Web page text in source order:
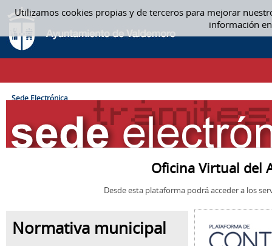
Utilizamos cookies propias y de terceros para mejorar
información
Saltar al contenido
SEDE ELECTRÓNICA
CAMINO DE MIGAS
Sede Electrónica
Oficina Virtual del
Desde esta plataforma podrá acceder a los
Normativa municipal